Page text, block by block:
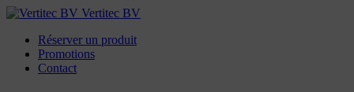
Vertitec BV
Réserver un produit
Promotions
Contact